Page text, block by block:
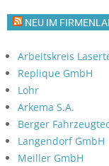
NEU IM
Arbeitskreis
Replique GmbH
Lohr
Arkema S.A.
Berger
Langendorf GmbH
Meiller GmbH